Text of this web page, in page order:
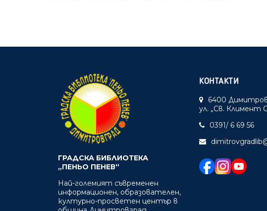
ГРАДСКА БИБЛИОТЕКА
„ПЕНЬО ПЕНЕВ“
Най-големият съвременен
информационен, образователен,
културно-просветен център в
КОНТАКТИ
6400
ул. „Св. Климент
0391/ 6 69 56